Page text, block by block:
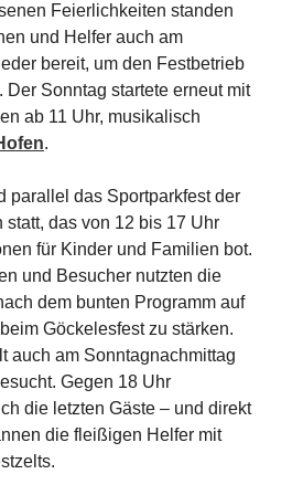
Feierlichkeiten standen
und Helfer auch am
bereit, um den Festbetrieb
Der Sonntag startete erneut mit
ab 11 Uhr, musikalisch
.
parallel das Sportparkfest der
statt, das von 12 bis 17 Uhr
für Kinder und Familien bot.
und Besucher nutzten die
dem bunten Programm auf
Göckelesfest zu stärken.
auch am Sonntagnachmittag
Gegen 18 Uhr
die letzten Gäste – und direkt
die fleißigen Helfer mit